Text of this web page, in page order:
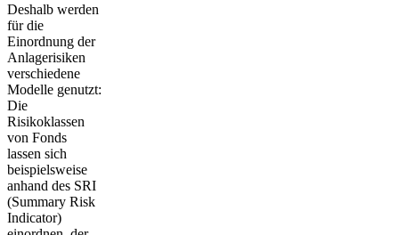
Deshalb werden
für die
Einordnung der
Anlagerisiken
verschiedene
Modelle genutzt:
Die
Risikoklassen
von Fonds
lassen sich
beispielsweise
anhand des SRI
(Summary Risk
Indicator)